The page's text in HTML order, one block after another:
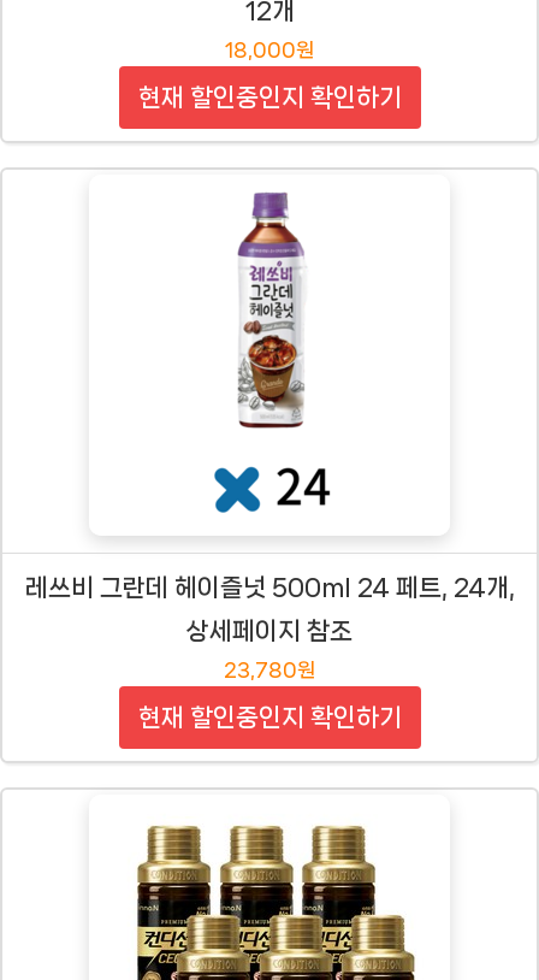
12개
18,000원
현재 할인중인지 확인하기
레쓰비 그란데 헤이즐넛 500ml 24 페트, 24개,
상세페이지 참조
23,780원
현재 할인중인지 확인하기